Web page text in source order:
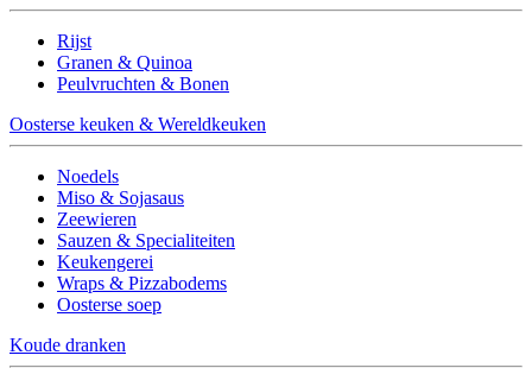
Rijst
Granen & Quinoa
Peulvruchten & Bonen
Oosterse keuken & Wereldkeuken
Noedels
Miso & Sojasaus
Zeewieren
Sauzen & Specialiteiten
Keukengerei
Wraps & Pizzabodems
Oosterse soep
Koude dranken